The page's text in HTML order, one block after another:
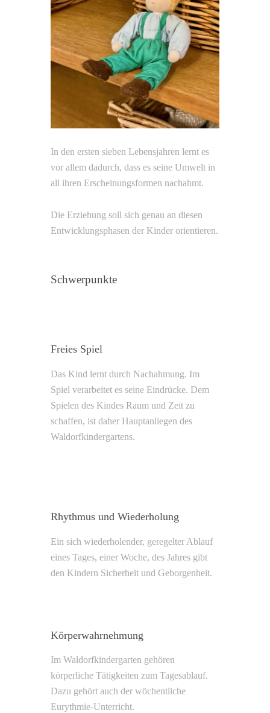
In den ersten sieben Lebensjahren lernt es
vor allem dadurch, dass es seine Umwelt in
all ihren Erscheinungsformen nachahmt.
Die Erziehung soll sich genau an diesen
Entwicklungsphasen der Kinder orientieren.
Schwerpunkte
Freies Spiel
Das Kind lernt durch Nachahmung. Im
Spiel verarbeitet es seine Eindrücke. Dem
Spielen des Kindes Raum und Zeit zu
schaffen, ist daher Hauptanliegen des
Waldorfkindergartens.
Rhythmus und Wiederholung
Ein sich wiederholender, geregelter Ablauf
eines Tages, einer Woche, des Jahres gibt
den Kindern Sicherheit und Geborgenheit.
Körperwahrnehmung
Im Waldorfkindergarten gehören
körperliche Tätigkeiten zum Tagesablauf.
Dazu gehört auch der wöchentliche
Eurythmie-Unterricht.